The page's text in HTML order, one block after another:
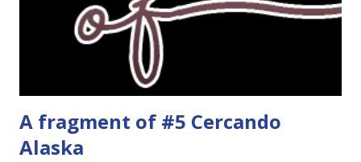
ispirato alle favole (D:), tutte voi lasciate solo un titolo e
poi a random ne sceglierò tre! Aggiornerò il post, oppure
A fragment of #5 Cercando
Alaska